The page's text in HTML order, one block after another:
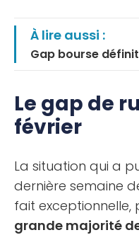
À lire aussi :
Gap bourse
Le gap de
février
La situation qui a
dernière semaine
fait exceptionnelle,
grande majorité